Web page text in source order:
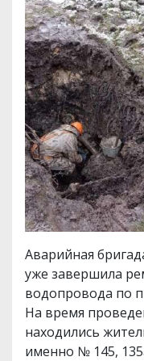
Аварийная
уже завершила
водопровода по
На время
находились
именно № 145,